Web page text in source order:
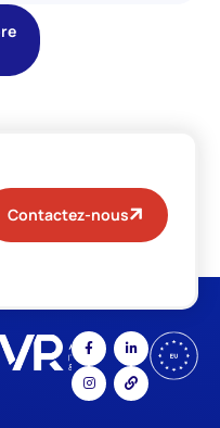
Contactez-nous
App